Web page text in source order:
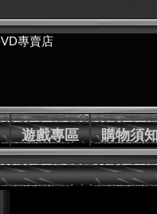
遊戲專區 購物須